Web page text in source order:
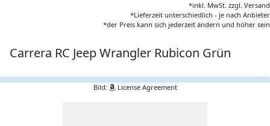
*inkl. MwSt. zzgl. Versand
*Lieferzeit unterschiedlich - je nach Anbieter
*der Preis kann sich jederzeit ändern und höher sein
Carrera RC Jeep Wrangler Rubicon Grün
Bild: License Agreement